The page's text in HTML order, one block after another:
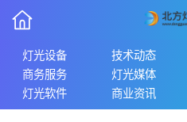
灯光设备 技术动态
商务服务
灯光媒体
灯光软件
商业资讯